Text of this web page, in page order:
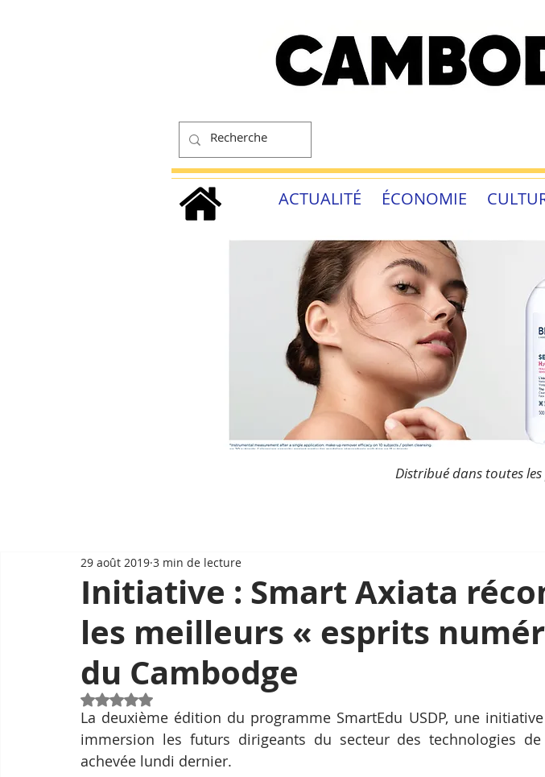
ACTUALITÉ ÉCONOMIE
Distribué dans toutes
Initiative : Smart Axiata
les meilleurs « esprits
du Cambodge
29 août 2019 3 min de lecture
Noté NaN étoiles sur 5.
La deuxième édition du programme SmartEdu USDP, une
immersion les futurs dirigeants du secteur des technologies de
achevée lundi dernier.